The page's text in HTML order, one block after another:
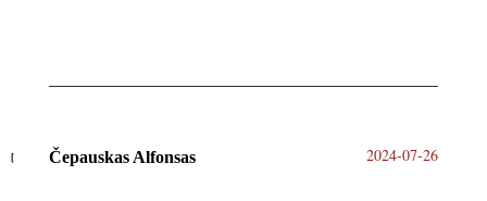
Čepauskas Alfonsas 2024-07-26